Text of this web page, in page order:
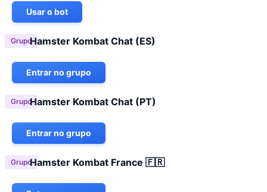
Usar o bot
GrupoHamster Kombat Chat (ES)
Entrar no grupo
GrupoHamster Kombat Chat (PT)
Entrar no grupo
GrupoHamster Kombat France 🇫🇷